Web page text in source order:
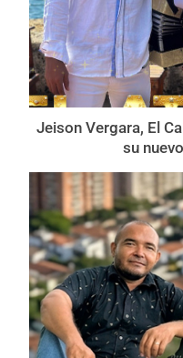
Jeison Vergara, El
su